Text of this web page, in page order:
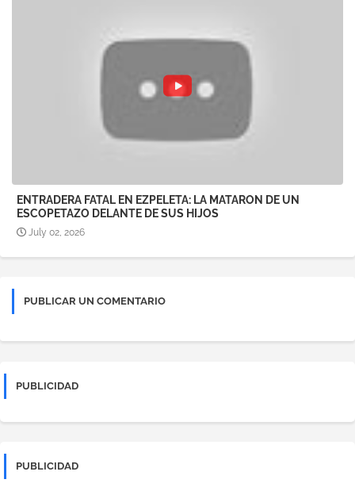
ENTRADERA FATAL EN EZPELETA: LA MATARON DE UN
ESCOPETAZO DELANTE DE SUS HIJOS
July 02, 2026
PUBLICAR UN COMENTARIO
PUBLICIDAD
PUBLICIDAD